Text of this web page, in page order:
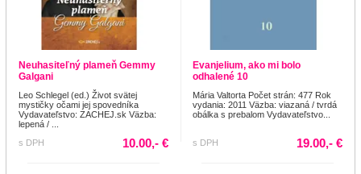
Neuhasiteľný plameň Gemmy
Galgani
Leo Schlegel (ed.) Život svätej
mystičky očami jej spovedníka
Vydavateľstvo: ZACHEJ.sk Väzba:
lepená / ...
s DPH
10.00,- €
Evanjelium, ako mi bolo
odhalené 10
Mária Valtorta Počet strán: 477 Rok
vydania: 2011 Väzba: viazaná / tvrdá
obálka s prebalom Vydavateľstvo...
s DPH 19.00,- €